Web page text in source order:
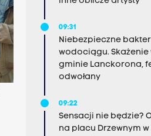
09:31
Niebezpieczne
wodociągu. Skażenie
gminie Lanckorona,
odwołany
09:22
Sensacji nie będzie?
na placu Drzewnym w